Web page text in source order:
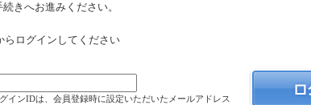
きへお進みください。
らログインしてください
インIDは、会員登録時に設定いただいたメールアドレス